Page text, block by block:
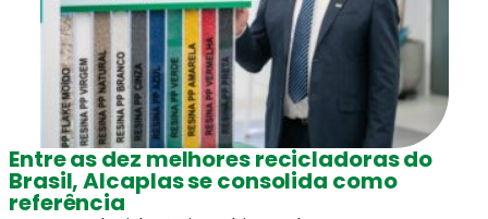
Entre as dez melhores recicladoras do
Brasil, Alcaplas se consolida como
referência